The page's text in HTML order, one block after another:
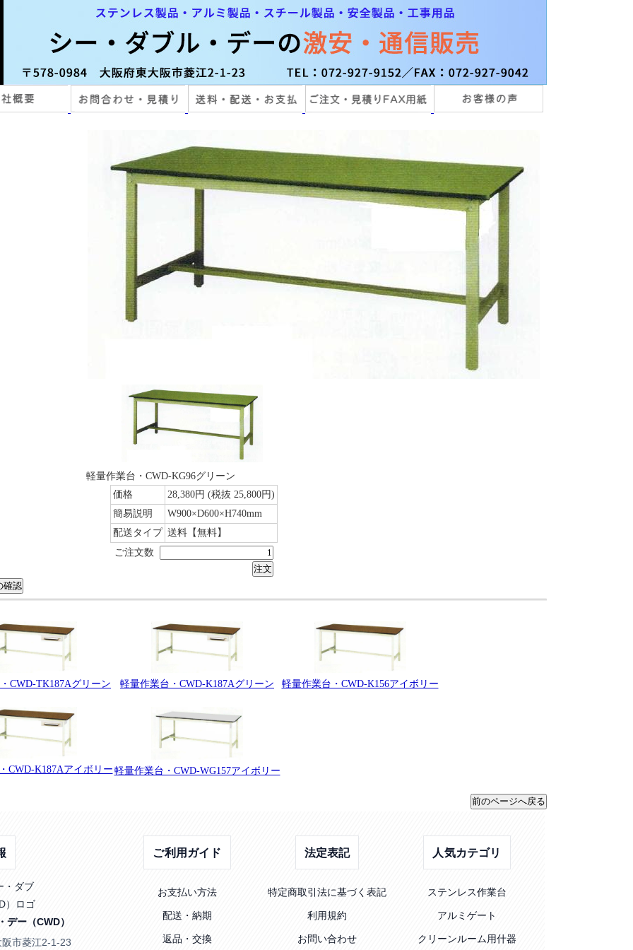
軽量作業台・CWD-KG96グリーン
価格
28,380円 (税抜 25,800円)
簡易説明
W900×D600×H740mm
配送タイプ 送料【無料】
ご注文数
CWD-TK187Aグリーン 軽量作業台・CWD-K187Aグリーン 軽量作業台・CWD-K156アイボリー
CWD-K187Aアイボリー 軽量作業台・CWD-WG157アイボリー
デー（CWD）
市菱江2-1-23
ご利用ガイド
お支払い方法
配送・納期
返品・交換
法定表記
特定商取引法に基づく表記
利用規約
お問い合わせ
人気カテゴリ
ステンレス作業台
アルミゲート
クリーンルーム用什器